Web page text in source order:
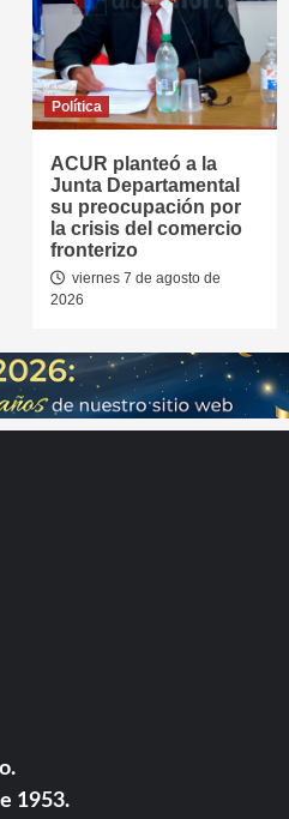
Política
ACUR planteó a la
Junta Departamental
su preocupación por
la crisis del comercio
fronterizo
viernes 7 de agosto de
2026
1953.